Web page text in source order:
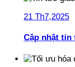
21 Th7,2025
Cập nhật tin